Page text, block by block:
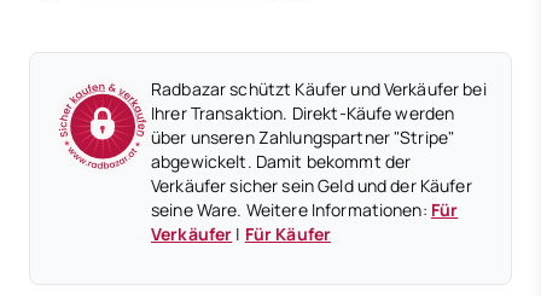
Radbazar schützt Käufer und Verkäufer bei
Ihrer Transaktion. Direkt-Käufe werden
über unseren Zahlungspartner "Stripe"
abgewickelt. Damit bekommt der
Verkäufer sicher sein Geld und der Käufer
seine Ware. Weitere Informationen: Für
Verkäufer | Für Käufer